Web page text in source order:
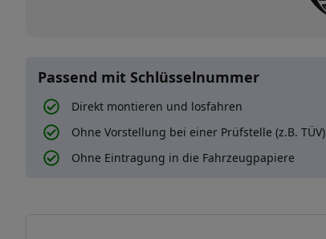
Passend mit Schlüsselnummer
Direkt montieren und losfahren
Ohne Vorstellung bei einer Prüfstelle (z.B. TÜV)
Ohne Eintragung in die Fahrzeugpapiere